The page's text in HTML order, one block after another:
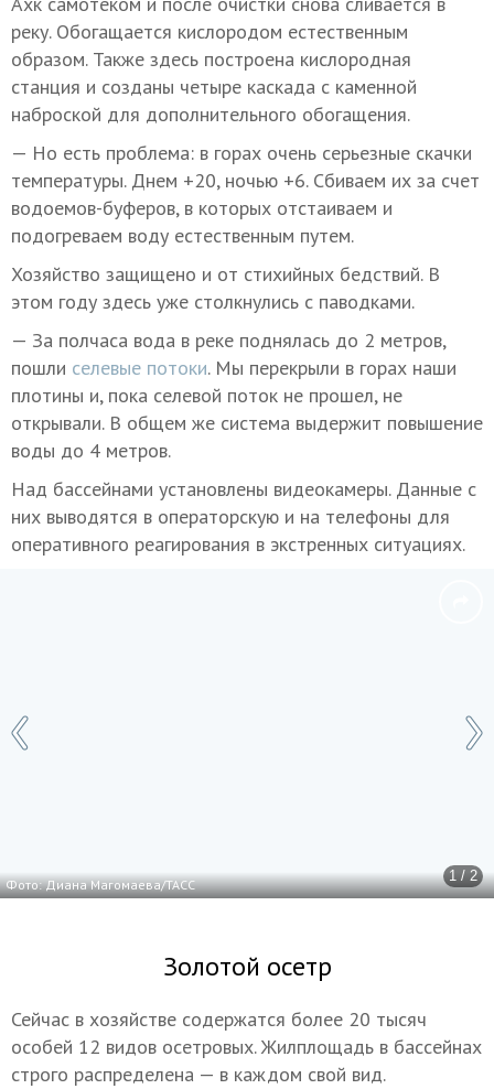
реку. Обогащается кислородом естественным
образом. Также здесь построена кислородная
станция и созданы четыре каскада с каменной
наброской для дополнительного обогащения.
— Но есть проблема: в горах очень серьезные скачки
температуры. Днем +20, ночью +6. Сбиваем их за счет
водоемов-буферов, в которых отстаиваем и
подогреваем воду естественным путем.
Хозяйство защищено и от стихийных бедствий. В
этом году здесь уже столкнулись с паводками.
— За полчаса вода в реке поднялась до 2 метров,
пошли селевые потоки. Мы перекрыли в горах наши
плотины и, пока селевой поток не прошел, не
открывали. В общем же система выдержит повышение
воды до 4 метров.
Над бассейнами установлены видеокамеры. Данные с
них выводятся в операторскую и на телефоны для
оперативного реагирования в экстренных ситуациях.
1 / 2
Фото: Диана Магомаева/ТАСС
Золотой осетр
Сейчас в хозяйстве содержатся более 20 тысяч
особей 12 видов осетровых. Жилплощадь в бассейнах
строго распределена — в каждом свой вид.